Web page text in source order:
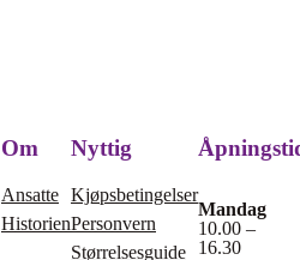
Om
Ansatte
Historien
Nyttig
Kjøpsbetingelser
Personvern
Størrelsesguide
Mandag
10.00 –
16.30